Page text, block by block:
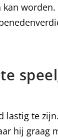
te
hij graag